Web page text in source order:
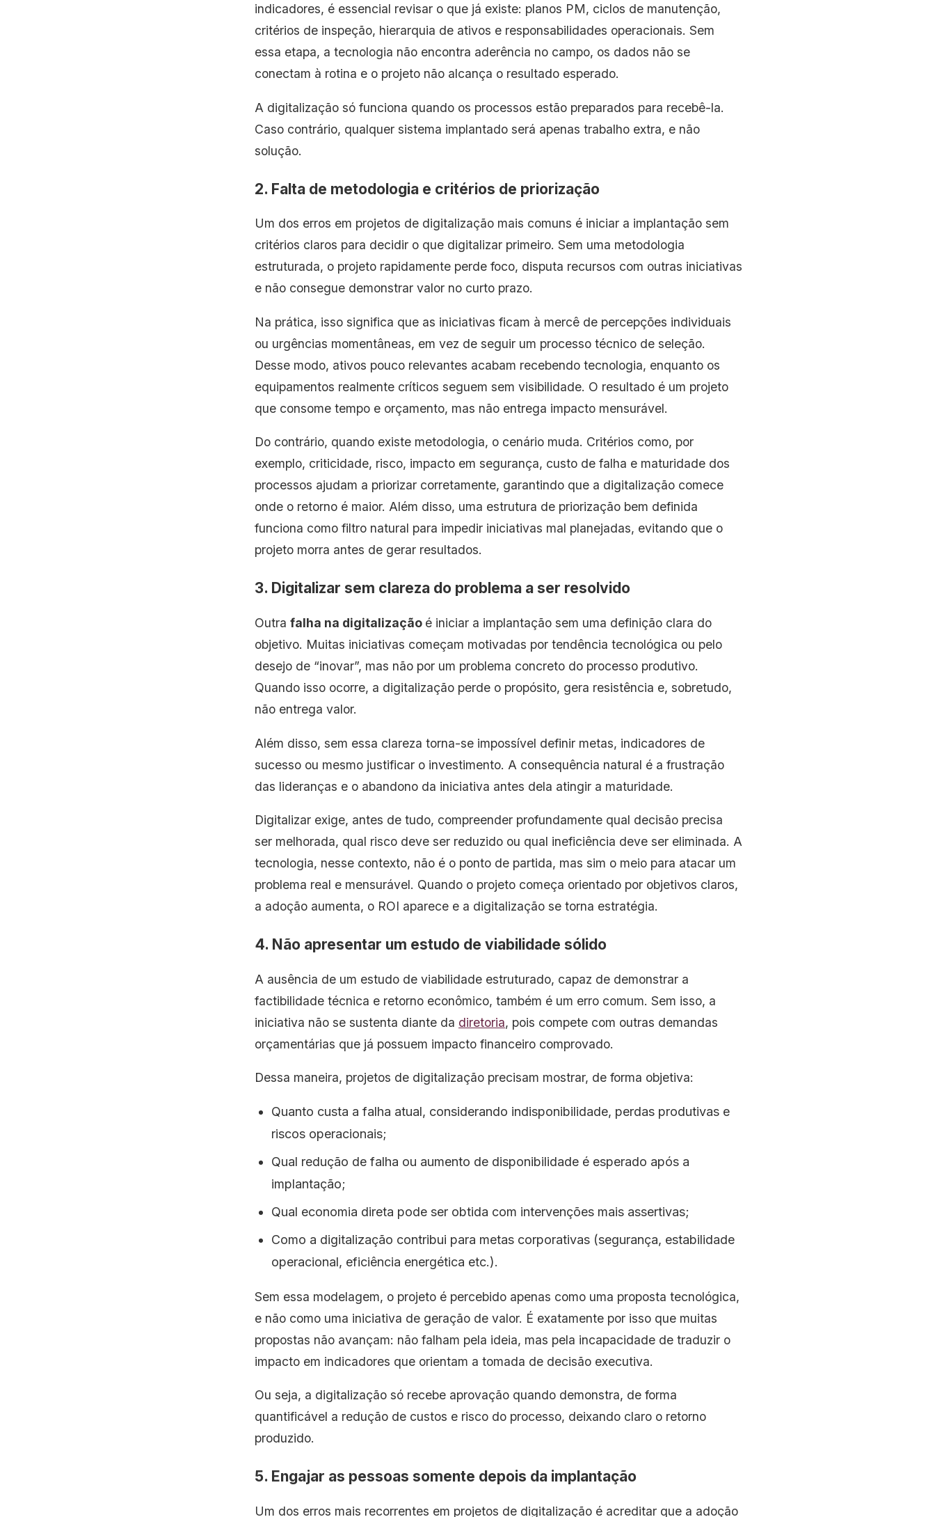
indicadores, é essencial revisar o que já existe: planos PM, ciclos de manutenção,
critérios de inspeção, hierarquia de ativos e responsabilidades operacionais. Sem
essa etapa, a tecnologia não encontra aderência no campo, os dados não se
conectam à rotina e o projeto não alcança o resultado esperado.
A digitalização só funciona quando os processos estão preparados para recebê-la.
Caso contrário, qualquer sistema implantado será apenas trabalho extra, e não
solução.
2. Falta de metodologia e critérios de priorização
Um dos erros em projetos de digitalização mais comuns é iniciar a implantação sem
critérios claros para decidir o que digitalizar primeiro. Sem uma metodologia
estruturada, o projeto rapidamente perde foco, disputa recursos com outras iniciativas
e não consegue demonstrar valor no curto prazo.
Na prática, isso significa que as iniciativas ficam à mercê de percepções individuais
ou urgências momentâneas, em vez de seguir um processo técnico de seleção.
Desse modo, ativos pouco relevantes acabam recebendo tecnologia, enquanto os
equipamentos realmente críticos seguem sem visibilidade. O resultado é um projeto
que consome tempo e orçamento, mas não entrega impacto mensurável.
Do contrário, quando existe metodologia, o cenário muda. Critérios como, por
exemplo, criticidade, risco, impacto em segurança, custo de falha e maturidade dos
processos ajudam a priorizar corretamente, garantindo que a digitalização comece
onde o retorno é maior. Além disso, uma estrutura de priorização bem definida
funciona como filtro natural para impedir iniciativas mal planejadas, evitando que o
projeto morra antes de gerar resultados.
3. Digitalizar sem clareza do problema a ser resolvido
Outra falha na digitalização é iniciar a implantação sem uma definição clara do
objetivo. Muitas iniciativas começam motivadas por tendência tecnológica ou pelo
desejo de “inovar”, mas não por um problema concreto do processo produtivo.
Quando isso ocorre, a digitalização perde o propósito, gera resistência e, sobretudo,
não entrega valor.
Além disso, sem essa clareza torna-se impossível definir metas, indicadores de
sucesso ou mesmo justificar o investimento. A consequência natural é a frustração
das lideranças e o abandono da iniciativa antes dela atingir a maturidade.
Digitalizar exige, antes de tudo, compreender profundamente qual decisão precisa
ser melhorada, qual risco deve ser reduzido ou qual ineficiência deve ser eliminada. A
tecnologia, nesse contexto, não é o ponto de partida, mas sim o meio para atacar um
problema real e mensurável. Quando o projeto começa orientado por objetivos claros,
a adoção aumenta, o ROI aparece e a digitalização se torna estratégia.
4. Não apresentar um estudo de viabilidade sólido
A ausência de um estudo de viabilidade estruturado, capaz de demonstrar a
factibilidade técnica e retorno econômico, também é um erro comum. Sem isso, a
iniciativa não se sustenta diante da diretoria, pois compete com outras demandas
orçamentárias que já possuem impacto financeiro comprovado.
Dessa maneira, projetos de digitalização precisam mostrar, de forma objetiva:
Quanto custa a falha atual, considerando indisponibilidade, perdas produtivas e
riscos operacionais;
Qual redução de falha ou aumento de disponibilidade é esperado após a
implantação;
Qual economia direta pode ser obtida com intervenções mais assertivas;
Como a digitalização contribui para metas corporativas (segurança, estabilidade
operacional, eficiência energética etc.).
Sem essa modelagem, o projeto é percebido apenas como uma proposta tecnológica,
e não como uma iniciativa de geração de valor. É exatamente por isso que muitas
propostas não avançam: não falham pela ideia, mas pela incapacidade de traduzir o
impacto em indicadores que orientam a tomada de decisão executiva.
Ou seja, a digitalização só recebe aprovação quando demonstra, de forma
quantificável a redução de custos e risco do processo, deixando claro o retorno
produzido.
5. Engajar as pessoas somente depois da implantação
Um dos erros mais recorrentes em projetos de digitalização é acreditar que a adoção